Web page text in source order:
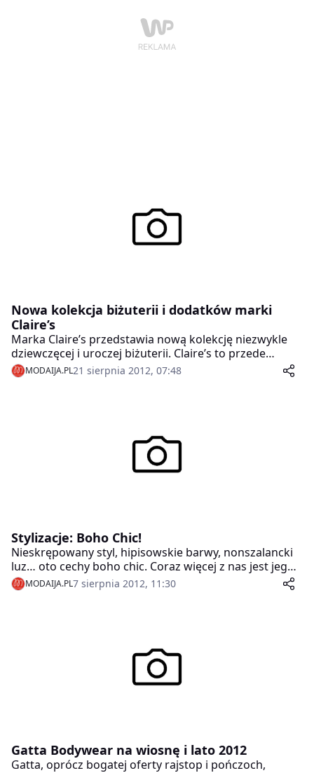
Nowa kolekcja biżuterii i dodatków marki
Claire’s
Marka Claire’s przedstawia nową kolekcję niezwykle
dziewczęcej i uroczej biżuterii. Claire’s to przede
wszystkim bajeczne dodatki, które pozwolą Ci
wykreować oryginalny i niebanalny look.
MODAIJA.PL21 sierpnia 2012, 07:48
Stylizacje: Boho Chic!
Nieskrępowany styl, hipisowskie barwy, nonszalancki
luz… oto cechy boho chic. Coraz więcej z nas jest jego
zwolenniczkami. Kochamy go za inspiracje stylem
hippie i etno.
MODAIJA.PL7 sierpnia 2012, 11:30
Gatta Bodywear na wiosnę i lato 2012
Gatta, oprócz bogatej oferty rajstop i pończoch,